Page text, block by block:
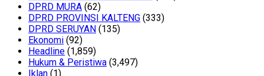
DPRD MURA (62)
DPRD PROVINSI KALTENG (333)
DPRD SERUYAN (135)
Ekonomi (92)
Headline (1,859)
Hukum & Peristiwa (3,497)
Iklan (1)